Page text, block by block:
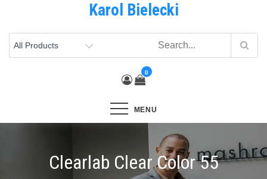
content
Karol Bielecki
0
MENU
Clearlab Clear Color 55